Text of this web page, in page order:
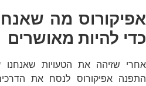
אפיקורוס מה
כדי להיות מאושרים
אחרי שזיהה את הטעויות
התפנה אפיקורוס לנסח את